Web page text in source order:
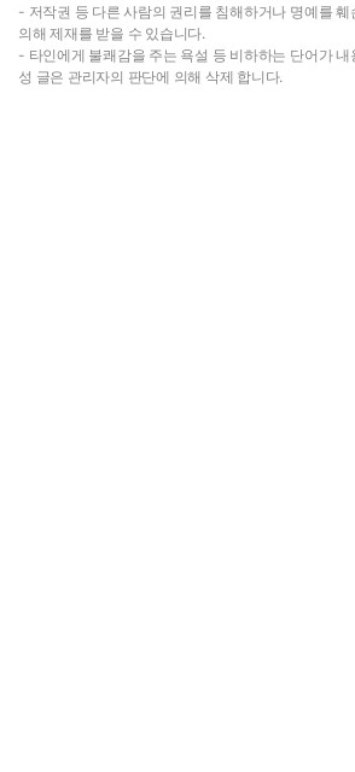
- 저작권 등 다른 사람의 권리를 침해하거나 명예를
의해 제재를 받을 수 있습니다.
- 타인에게 불쾌감을 주는 욕설 등 비하하는 단어가
성 글은 관리자의 판단에 의해 삭제 합니다.